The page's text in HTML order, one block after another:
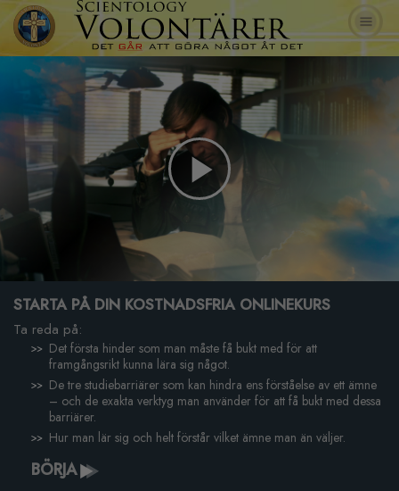
Play
Video
STARTA PÅ DIN KOSTNADSFRIA ONLINEKURS
Ta reda på:
Det första hinder som man måste få bukt med för att
framgångsrikt kunna lära sig något.
De tre studiebarriärer som kan hindra ens förståelse av ett ämne
– och de exakta verktyg man använder för att få bukt med dessa
barriärer.
Hur man lär sig och helt förstår vilket ämne man än väljer.
BÖRJA